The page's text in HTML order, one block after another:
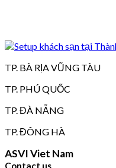
TP. BÀ RỊA VŨNG TÀU
TP. PHÚ QUỐC
TP. ĐÀ NẴNG
TP. ĐÔNG HÀ
ASVI Viet Nam
Contact us